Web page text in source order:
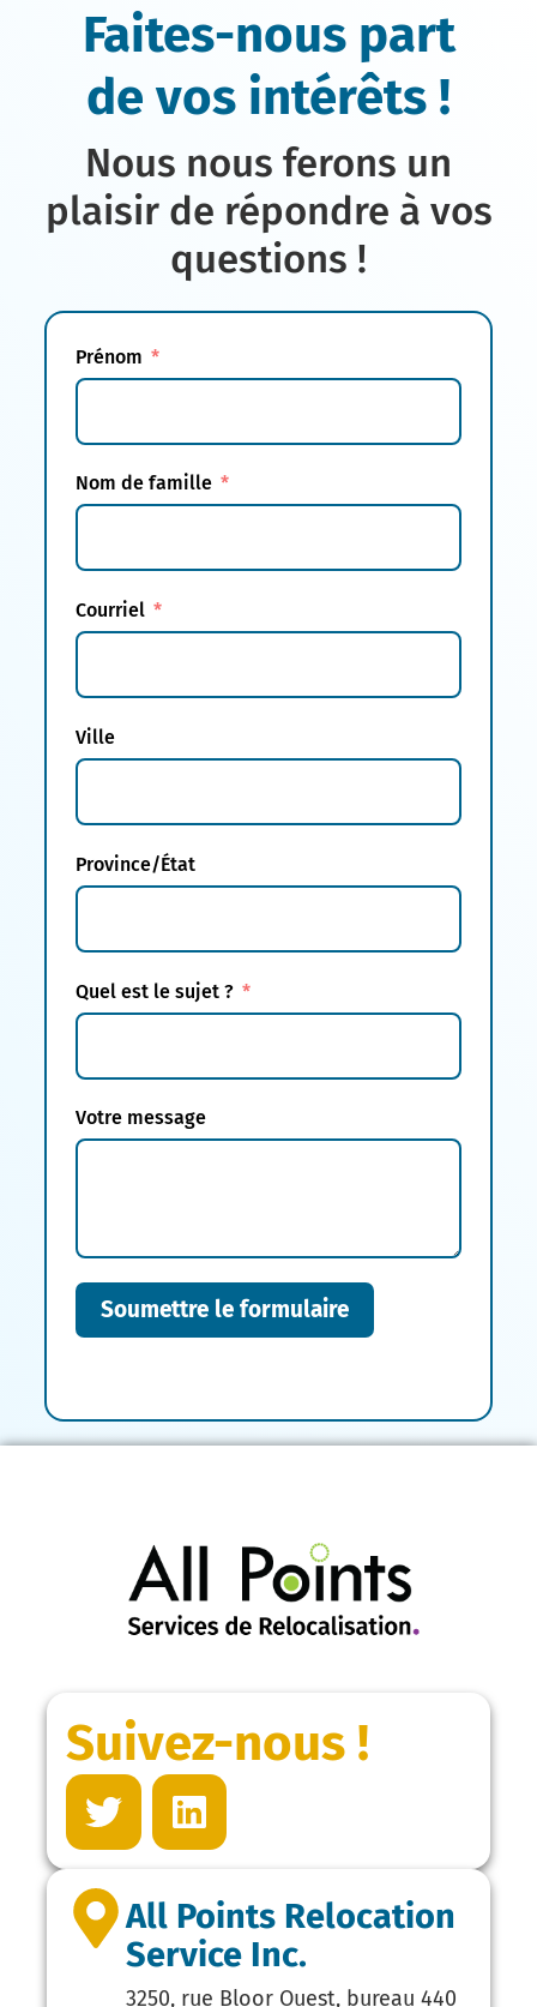
Faites-nous part
de vos intérêts !
Nous nous ferons un
plaisir de répondre à vos
questions !
Prénom
Nom de famille
Courriel
Ville
Province/État
Quel est le sujet ?
Votre message
Soumettre le formulaire
Suivez-nous !
All Points Relocation
Service Inc.
3250, rue Bloor Ouest, bureau 440